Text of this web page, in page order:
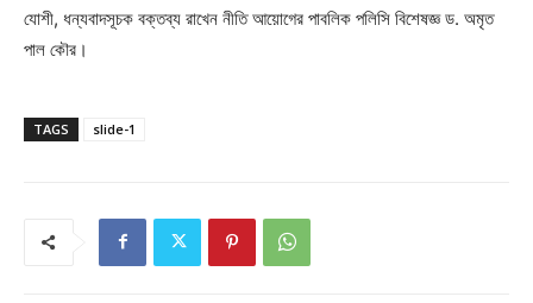
যোশী, ধন্যবাদসূচক বক্তব্য রাখেন নীতি আয়োগের পাবলিক পলিসি বিশেষজ্ঞ ড. অমৃত
পাল কৌর।
TAGS slide-1